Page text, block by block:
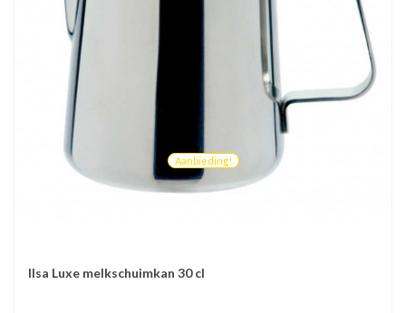
Aanbieding!
Ilsa Luxe melkschuimkan 30 cl